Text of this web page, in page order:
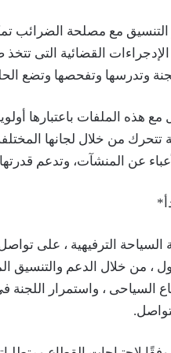
التنسيق مع مصلحة الضرائب
القضائية التى
وتدرسها وتفحصها وتضع
مع هذه الملفات باعتبارها
تتحرك من خلال لجانها
عن المنشآت، وتدعم قدرتها
الترفيهية ، على
، من خلال الدعم والتنسيق
السياحى ، واستمرار اللجنة